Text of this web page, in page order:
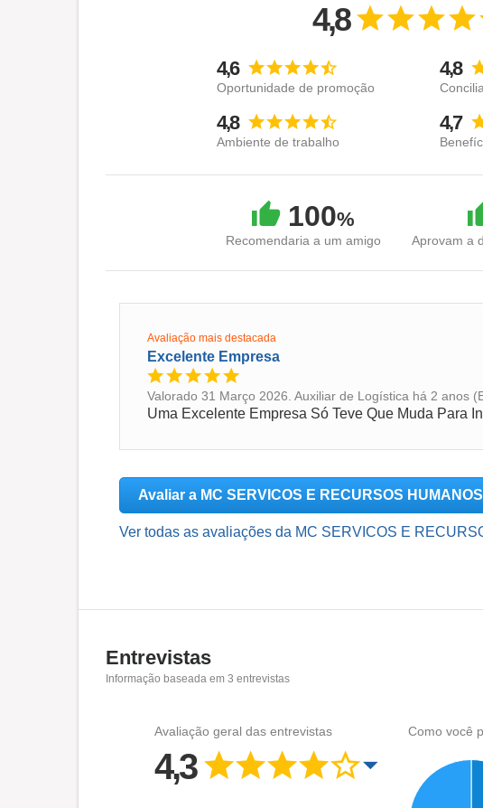
4,8
4,6
Oportunidade de promoção
4,8
4,8
Ambiente de trabalho
4,7
100%
Recomendaria a um amigo Aprovam a
Avaliação mais destacada
Excelente Empresa
Valorado 31 Março 2026. Auxiliar de Logística há 2 anos
Uma Excelente Empresa Só Teve Que Muda Para
Avaliar a MC SERVICOS E RECURSOS
Ver todas as avaliações da MC SERVICOS E
Entrevistas
Informação baseada em 3 entrevistas
Avaliação geral das entrevistas
4,3
Como você